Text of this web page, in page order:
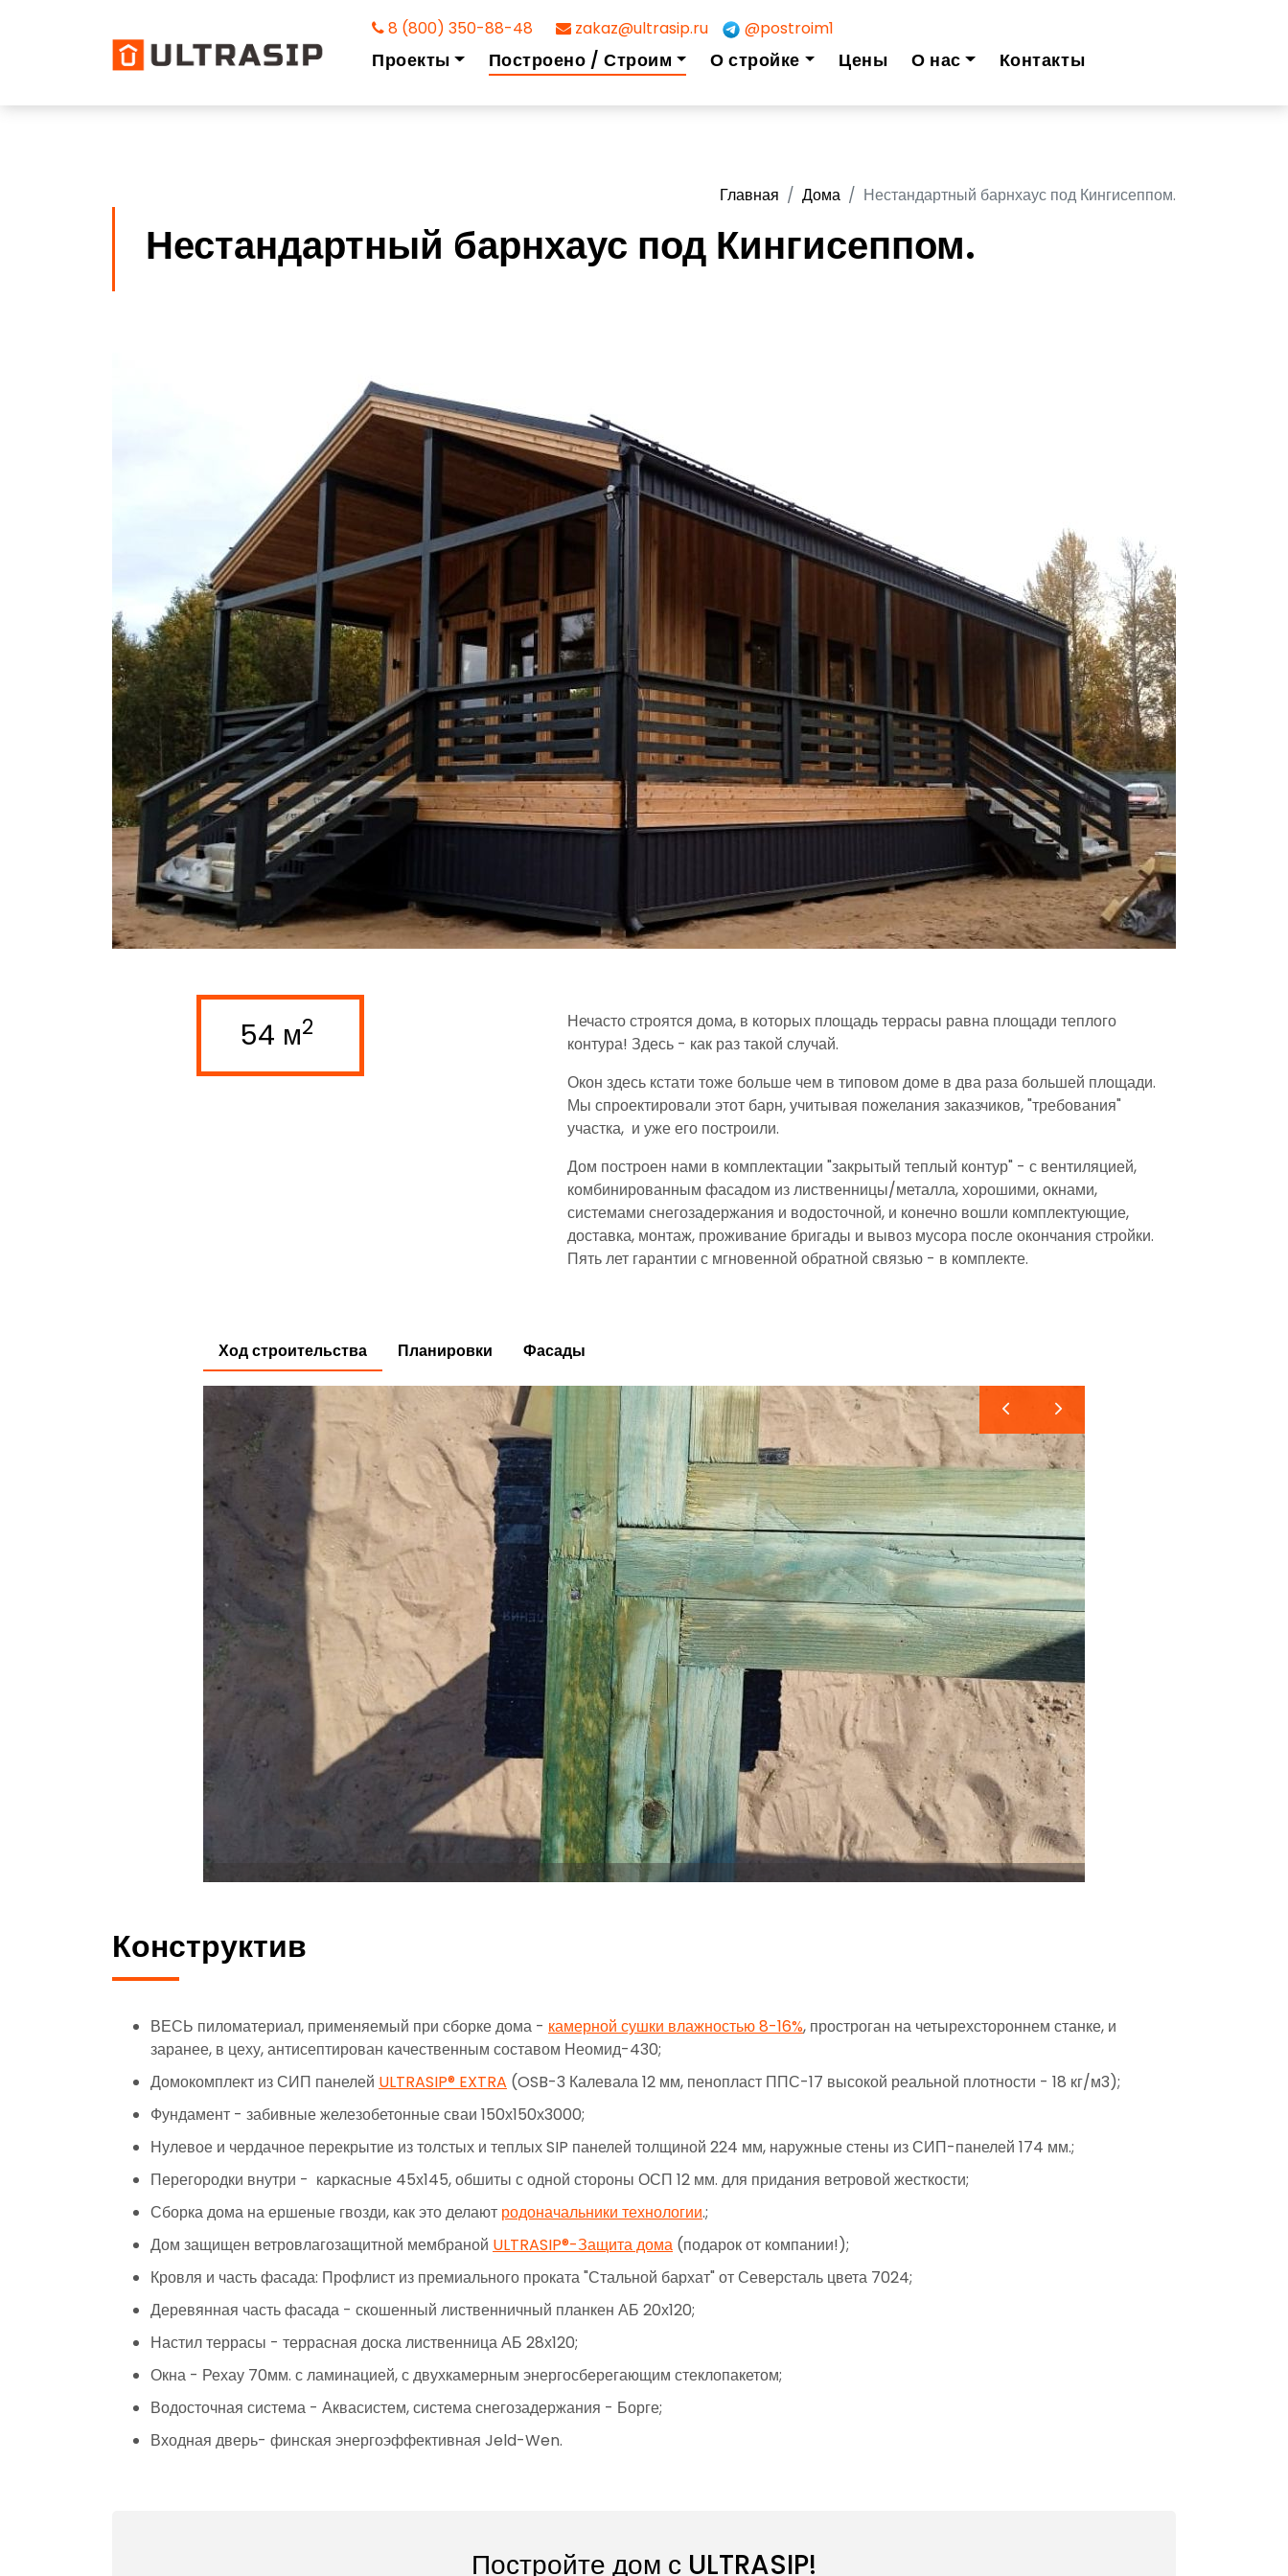
8 (800) 350-88-48 zakaz@ultrasip.ru @postroim1
Проекты Построено / Строим О стройке Цены О нас Контакты
Главная Дома Нестандартный барнхаус под Кингисеппом.
Нестандартный барнхаус под Кингисеппом.
54 м2
Нечасто строятся дома, в которых площадь террасы равна площади теплого
контура! Здесь - как раз такой случай.
Окон здесь кстати тоже больше чем в типовом доме в два раза большей площади.
Мы спроектировали этот барн, учитывая пожелания заказчиков, "требования"
участка, и уже его построили.
Дом построен нами в комплектации "закрытый теплый контур" - с вентиляцией,
комбинированным фасадом из лиственницы/металла, хорошими, окнами,
системами снегозадержания и водосточной, и конечно вошли комплектующие,
доставка, монтаж, проживание бригады и вывоз мусора после окончания стройки.
Пять лет гарантии с мгновенной обратной связью - в комплекте.
Ход строительства Планировки Фасады
Конструктив
ВЕСЬ пиломатериал, применяемый при сборке дома - камерной сушки влажностью 8-16%, простроган на четырехстороннем станке, и
заранее, в цеху, антисептирован качественным составом Неомид-430;
Домокомплект из СИП панелей ULTRASIP® EXTRA (OSB-3 Калевала 12 мм, пенопласт ППС-17 высокой реальной плотности - 18 кг/м3);
Фундамент - забивные железобетонные сваи 150х150х3000;
Нулевое и чердачное перекрытие из толстых и теплых SIP панелей толщиной 224 мм, наружные стены из СИП-панелей 174 мм.;
Перегородки внутри - каркасные 45х145, обшиты с одной стороны ОСП 12 мм. для придания ветровой жесткости;
Сборка дома на ершеные гвозди, как это делают родоначальники технологии.;
Дом защищен ветровлагозащитной мембраной ULTRASIP®-Защита дома (подарок от компании!);
Кровля и часть фасада: Профлист из премиального проката "Стальной бархат" от Северсталь цвета 7024;
Деревянная часть фасада - скошенный лиственничный планкен АБ 20х120;
Настил террасы - террасная доска лиственница АБ 28х120;
Окна - Рехау 70мм. с ламинацией, с двухкамерным энергосберегающим стеклопакетом;
Водосточная система - Аквасистем, система снегозадержания - Борге;
Входная дверь- финская энергоэффективная Jeld-Wen.
Постройте дом с ULTRASIP!